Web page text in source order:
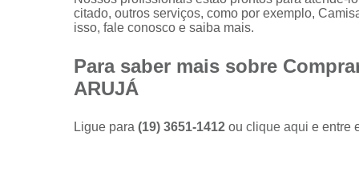
Camisas
Fábricas
Lojas de
citado, outros serviços, como por exemplo,
isso, fale conosco e saiba mais.
Para saber mais sobre
ARUJÁ
Ligue para (19) 3651-1412 ou clique aqui e entre